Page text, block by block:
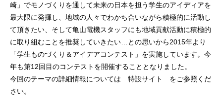
崎」でモノづくりを通して未来の日本を担う学生のアイディアを
最大限に発揮し、地域の人々でわかち合いながら積極的に活動し
て頂きたい、そして亀山電機スタッフにも地域貢献活動に積極的
に取り組むことを推奨していきたい…との思いから2015年より
「学生ものづくり＆アイデアコンテスト」を実施しています。今
年も第12回目のコンテストを開催することとなりました。
今回のテーマの詳細情報については 特設サイト をご参照くだ
さい。